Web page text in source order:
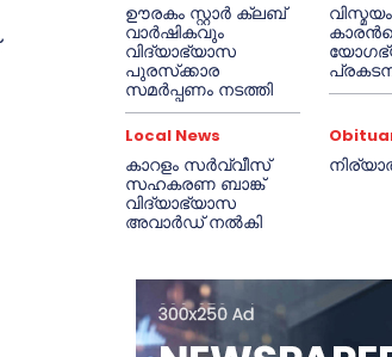
ഊരകം സ്റ്റാർ ക്ലബ്
വാർഷികവും
വിദ്യാഭ്യാസ
പുരസ്‌ക്കാര
സമർപ്പണം നടത്തി
Local News
കാറളം സർവ്വീസ്
സഹകരണ ബാങ്ക്
വിദ്യാഭ്യാസ
അവാർഡ് നൽകി